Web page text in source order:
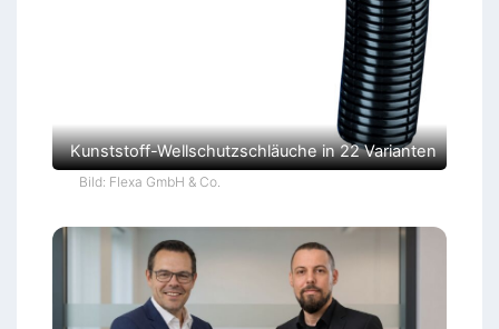
Kunststoff-Wellschutzschläuche in 22 Varianten
Bild: Flexa GmbH & Co.